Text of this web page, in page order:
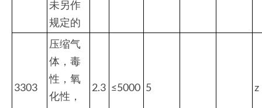
未另作
规定的
3303
压缩气
体，毒
性，氧
化性，
2.3 ≤5000 5 z